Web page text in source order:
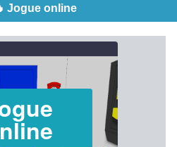
Jogue online